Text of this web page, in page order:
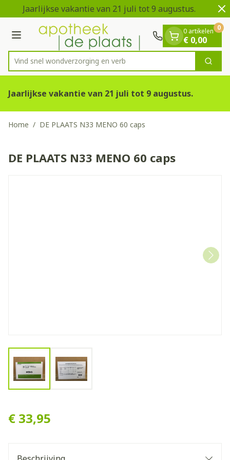
Ga naar de inhoud
1 van 2
Jaarlijkse vakantie van 21 juli tot 9 augustus.
Menu
Product, merk, categorie...
Vind snel wondverzorging Zoek
0 artikelen
€ 0,00
0
Jaarlijkse vakantie van 21 juli tot 9 augustus.
Home / DE PLAATS N33 MENO 60 caps
DE PLAATS N33 MENO 60 caps
€ 33,95